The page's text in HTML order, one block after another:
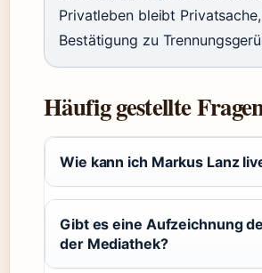
Privatleben bleibt
Bestätigung zu
Häufig gestellte
Wie kann ich Markus Lanz
Gibt es eine Aufzeichnung
der Mediathek?